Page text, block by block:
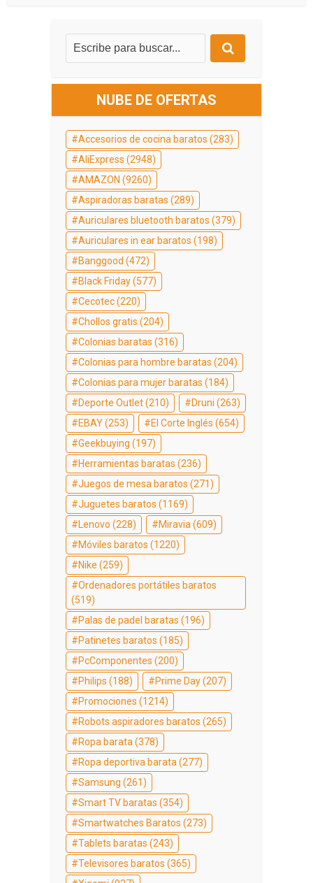
NUBE DE OFERTAS
Accesorios de cocina baratos (283)
AliExpress (2948)
AMAZON (9260)
Aspiradoras baratas (289)
Auriculares bluetooth baratos (379)
Auriculares in ear baratos (198)
Banggood (472)
Black Friday(577)
Cecotec(220)
Chollos gratis (204)
Colonias baratas (316)
Colonias para hombre baratas (204)
Colonias para mujer baratas (184)
Deporte Outlet(210) Druni (263)
EBAY(253) El Corte Inglés (654)
Geekbuying (197)
Herramientas baratas (236)
Juegos de mesa baratos (271)
Juguetes baratos (1169)
Lenovo (228) Miravia(609)
Móviles baratos (1220)
Nike (259)
Ordenadores portátiles baratos
(519)
Palas de padel baratas (196)
Patinetes baratos (185)
PcComponentes (200)
Philips (188) Prime Day(207)
Promociones (1214)
Robots aspiradores baratos (265)
Ropa barata(378)
Ropa deportiva barata(277)
Samsung (261)
Smart TV baratas (354)
Smartwatches Baratos (273)
Tablets baratas (243)
Televisores baratos (365)